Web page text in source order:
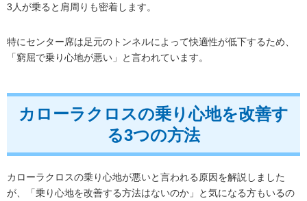
3人が乗ると肩周りも密着します。
特にセンター席は足元のトンネルによって快適性が低下するため、
「窮屈で乗り心地が悪い」と言われています。
カローラクロスの乗り心地を改善す
る3つの方法
カローラクロスの乗り心地が悪いと言われる原因を解説しました
が、「乗り心地を改善する方法はないのか」と気になる方もいるの